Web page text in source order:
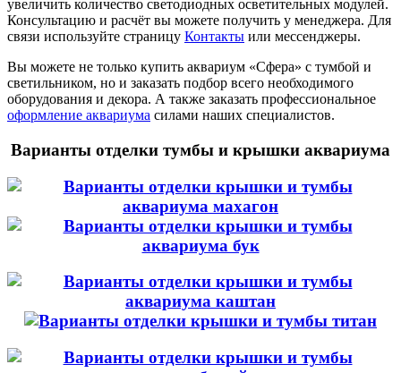
увеличить количество светодиодных осветительных модулей.
Консультацию и расчёт вы можете получить у менеджера. Для
связи используйте страницу Контакты или мессенджеры.
Вы можете не только купить аквариум «Сфера» с тумбой и
светильником, но и заказать подбор всего необходимого
оборудования и декора. А также заказать профессиональное
оформление аквариума силами наших специалистов.
Варианты отделки тумбы и крышки аквариума